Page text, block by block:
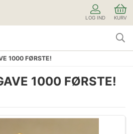
LOG IND KURV
1000 FØRSTE!
1000 FØRSTE!